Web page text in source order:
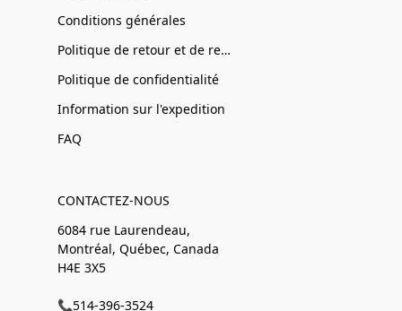
Conditions générales
Politique de retour et de remboursement
Politique de confidentialité
Information sur l'expedition
FAQ
CONTACTEZ-NOUS
6084 rue Laurendeau,
Montréal, Québec, Canada
H4E 3X5
📞514-396-3524